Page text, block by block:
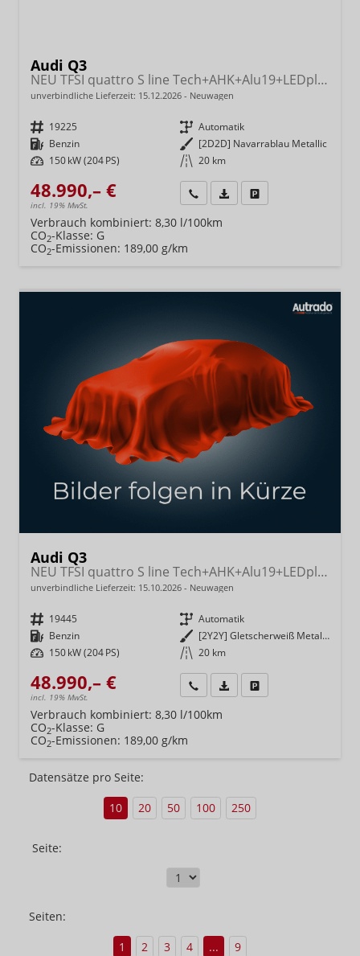
Audi Q3
NEU TFSI quattro S line Tech+AHK+Alu19+LEDplus+KlimaPlus+ExtSchwarz
unverbindliche Lieferzeit: 15.12.2026 Neuwagen
Fahrzeugnr. 19225 Getriebe Automatik
Kraftstoff Benzin Außenfarbe [2D2D] Navarrablau Metallic
Leistung 150 kW (204 PS) Kilometerstand 20 km
48.990,– €
incl. 19% MwSt.
Wir rufen Sie anFahrzeugexposé (PDF)
Verbrauch kombiniert: 8,30 l/100km
CO2-Klasse: G
CO2-Emissionen: 189,00 g/km
Audi Q3
NEU TFSI quattro S line Tech+AHK+Alu19+LEDplus+KlimaPlus+ExtSchwarz
unverbindliche Lieferzeit: 15.10.2026 Neuwagen
Fahrzeugnr. 19445 Getriebe Automatik
Kraftstoff Benzin Außenfarbe
[2Y2Y] Gletscherweiß Metallic
Leistung 150 kW (204 PS) Kilometerstand 20 km
48.990,– €
incl. 19% MwSt.
Wir rufen Sie anFahrzeugexposé (PDF)
Verbrauch kombiniert: 8,30 l/100km
CO2-Klasse: G
CO2-Emissionen: 189,00 g/km
Datensätze pro Seite:
10
20 50 100 250
Seite:
Seiten:
1
2 3 4 ... 9